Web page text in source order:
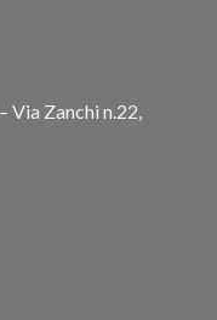
Via Zanchi n.22,